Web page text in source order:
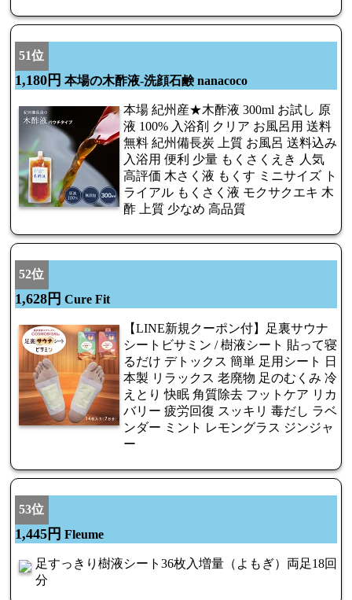
51位
1,180円 本場の木酢液-洗顔石鹸 nanacoco
本場 紀州産★木酢液 300ml お試し 原
液 100% 入浴剤 クリア お風呂用 送料
無料 紀州備長炭 上質 お風呂 送料込み
入浴用 便利 少量 もくさくえき 人気
高評価 木さく液 もくす ミニサイズ ト
ライアル もくさく液 モクサクエキ 木
酢 上質 少なめ 高品質
52位
1,628円 Cure Fit
【LINE新規クーポン付】足裏サウナ
シートビサミン / 樹液シート 貼って寝
るだけ デトックス 簡単 足用シート 日
本製 リラックス 老廃物 足のむくみ 冷
えとり 快眠 角質除去 フットケア リカ
バリー 疲労回復 スッキリ 毒だし ラベ
ンダー ミント レモングラス ジンジャ
ー
53位
1,445円 Fleume
足すっきり樹液シート36枚入増量（よもぎ）両足18回
分